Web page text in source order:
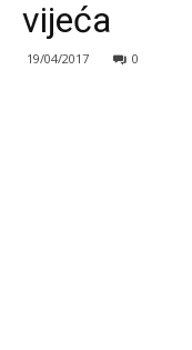
vijeća
19/04/2017 0